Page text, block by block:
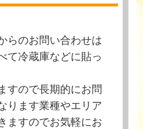
らのお問い合わせは
て冷蔵庫などに貼っ
すので長期的にお問
ります業種やエリア
ますのでお気軽にお